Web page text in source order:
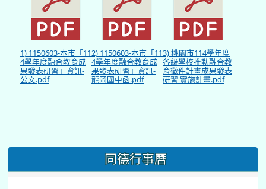
1) 1150603-本市「11
4學年度融合教育成
果發表研習」資訊-
公文.pdf
2) 1150603-本市「11
4學年度融合教育成
果發表研習」資訊-
龍岡國中函.pdf
3) 桃園市114學年度
各級學校推動融合教
育徵件計畫成果發表
研習 實施計畫.pdf
同德行事曆